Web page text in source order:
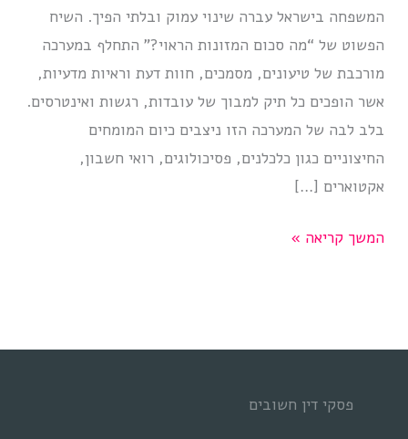
המשפחה בישראל עברה שינוי עמוק ובלתי הפיך. השיח
הפשוט של “מה סכום המזונות הראוי?” התחלף במערכה
מורכבת של טיעונים, מסמכים, חוות דעת וראיות מדעיות,
אשר הופכים כל תיק למבוך של עובדות, רגשות ואינטרסים.
בלב לבה של המערכה הזו ניצבים כיום המומחים
החיצוניים כגון כלכלנים, פסיכולוגים, רואי חשבון,
אקטוארים […]
שימוש
מזונות
המשך קריאה »
פסקי דין חשובים